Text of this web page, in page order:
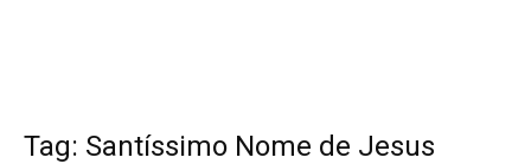
Tag: Santíssimo Nome de Jesus